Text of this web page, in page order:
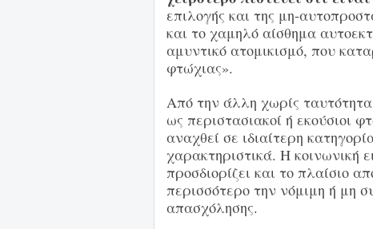
επιλογής και της μη-
και το χαμηλό αίσθημα
αμυντικό ατομικισμό, που
φτώχιας».
Από την άλλη χωρίς ταυτότητα
ως περιστασιακοί ή εκούσιοι
αναχθεί σε ιδιαίτερη
χαρακτηριστικά. Η κοινωνική
προσδιορίζει και το πλαίσιο
περισσότερο την νόμιμη ή μη
απασχόλησης.